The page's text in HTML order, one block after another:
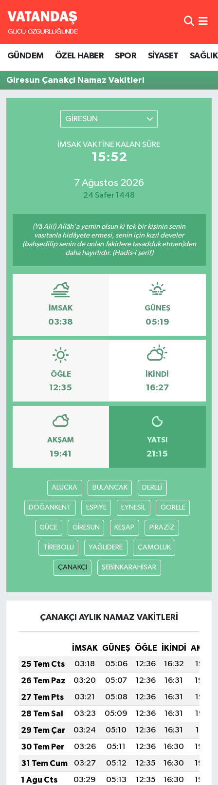
GÜNDEM ÖZEL HABER SPOR SİYASET SAĞLIK
Giresun Çanakçi Namaz Vakitleri
GİRESUN
İMSAK VAKTINE KALAN SÜRE
15:52
7 Ağustos 2026
24 Safer 1448
(Yâ Ali!) Allâh'a yemin olsun ki tek bir kişinin senin
vasıtanla hidâyete ermesi, senin için kızıl develer
(bahşedilip senin de onları fakirlere tasadduk etmen)den
daha hayırlıdır. (Hadis-i şerif)
İMSAK
03:38
GÜNEŞ
05:19
ÖĞLE
12:35
İKINDI
16:27
AKŞAM
19:41
YATSI
21:15
ALUCRA BULANCAK DERELİ
DOĞANKENT ESPİYE EYNESİL GÖRELE
GÜCE GİRESUN KEŞAP PİRAZİZ
TİREBOLU YAĞLIDERE ÇAMOLUK
ÇANAKÇI ŞEBİNKARAHİSAR
ÇANAKÇI AYLIK NAMAZ VAKITLERI
İMSAK GÜNEŞ ÖĞLE İKINDI
25 Tem Cts
03:18 05:06 12:36 16:32
19:55
26 Tem Paz
03:20 05:07 12:36 16:31
19:54
27 Tem Pts
03:21 05:08 12:36 16:31
19:53
28 Tem Sal
03:23 05:09 12:36 16:31
19:52
29 Tem Çar
03:24 05:10 12:36 16:31
19:51
30 Tem Per
03:26 05:11 12:36 16:30
19:50
31 Tem Cum
03:27 05:12 12:35 16:30
19:49
1 Ağu Cts
03:29 05:13 12:35 16:30
19:48
GÜNDEM
SPOR
Hava Durumu
Süper Lig Puan Durumu ve Fikstür
Tüm Manşetler